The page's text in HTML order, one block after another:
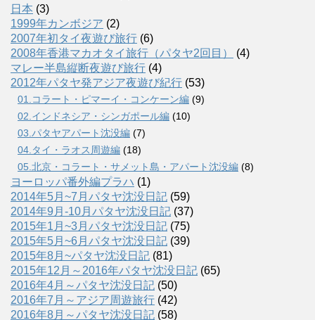
日本 (3)
1999年カンボジア (2)
2007年初タイ夜遊び旅行 (6)
2008年香港マカオタイ旅行（パタヤ2回目）
(4)
マレー半島縦断夜遊び旅行 (4)
2012年パタヤ発アジア夜遊び紀行 (53)
01.コラート・ピマーイ・コンケーン編 (9)
02.インドネシア・シンガポール編 (10)
03.パタヤアパート沈没編 (7)
04.タイ・ラオス周遊編 (18)
05.北京・コラート・サメット島・アパート沈没編 (8)
ヨーロッパ番外編プラハ (1)
2014年5月~7月パタヤ沈没日記 (59)
2014年9月-10月パタヤ沈没日記 (37)
2015年1月~3月パタヤ沈没日記 (75)
2015年5月~6月パタヤ沈没日記 (39)
2015年8月~パタヤ沈没日記 (81)
2015年12月～2016年パタヤ沈没日記 (65)
2016年4月～パタヤ沈没日記 (50)
2016年7月～アジア周遊旅行 (42)
2016年8月～パタヤ沈没日記 (58)